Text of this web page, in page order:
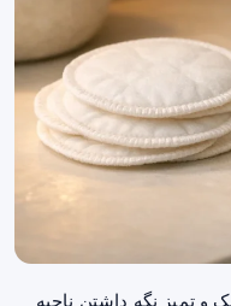
و تمیز نگه داشتن ناحیه